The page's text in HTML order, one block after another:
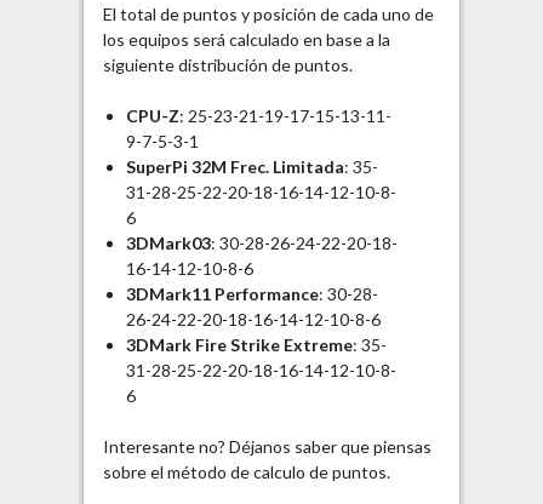
El total de puntos y posición de cada uno de
los equipos será calculado en base a la
siguiente distribución de puntos.
CPU-Z: 25-23-21-19-17-15-13-11-
9-7-5-3-1
SuperPi 32M Frec. Limitada: 35-
31-28-25-22-20-18-16-14-12-10-8-
6
3DMark03: 30-28-26-24-22-20-18-
16-14-12-10-8-6
3DMark11 Performance: 30-28-
26-24-22-20-18-16-14-12-10-8-6
3DMark Fire Strike Extreme: 35-
31-28-25-22-20-18-16-14-12-10-8-
6
Interesante no? Déjanos saber que piensas
sobre el método de calculo de puntos.